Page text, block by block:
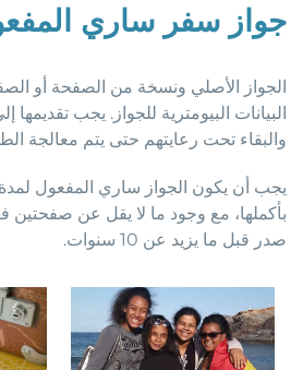
جواز سفر ساري
الجواز الأصلي ونسخة من الصفحة أو
البيانات البيومترية للجواز. يجب تقديمها
والبقاء تحت رعايتهم حتى يتم معالجة
يجب أن يكون الجواز ساري المفعول لمدة
بأكملها، مع وجود ما لا يقل عن صفحتين
صدر قبل ما يزيد عن 10 سنوات.